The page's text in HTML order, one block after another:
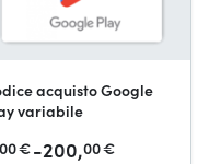
acquisto Google
variabile
00€-200,00€